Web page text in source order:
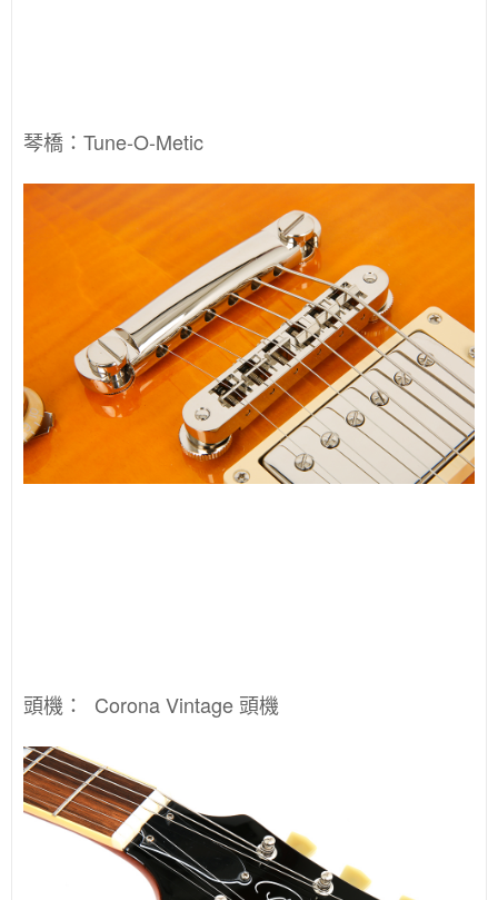
琴橋：Tune-O-Metic
頭機： Corona Vintage 頭機